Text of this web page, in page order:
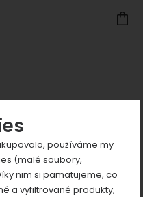
používáme my
(malé soubory,
nim si pamatujeme, co
a vyfiltrované produkty,
Robůtek nebo
vyráběné čokolády u nás
v potravinovém výběru
výroben u nás najdete taky
bio-sirupy z prosluněných